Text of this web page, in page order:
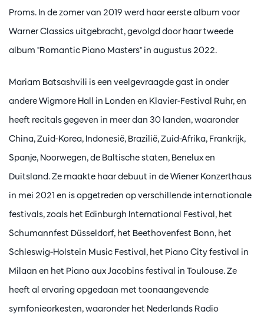
Proms. In de zomer van 2019 werd haar eerste album voor
Warner Classics uitgebracht, gevolgd door haar tweede
album "Romantic Piano Masters" in augustus 2022.
Mariam Batsashvili is een veelgevraagde gast in onder
andere Wigmore Hall in Londen en Klavier-Festival Ruhr, en
heeft recitals gegeven in meer dan 30 landen, waaronder
China, Zuid-Korea, Indonesië, Brazilië, Zuid-Afrika, Frankrijk,
Spanje, Noorwegen, de Baltische staten, Benelux en
Duitsland. Ze maakte haar debuut in de Wiener Konzerthaus
in mei 2021 en is opgetreden op verschillende internationale
festivals, zoals het Edinburgh International Festival, het
Schumannfest Düsseldorf, het Beethovenfest Bonn, het
Schleswig-Holstein Music Festival, het Piano City festival in
Milaan en het Piano aux Jacobins festival in Toulouse. Ze
heeft al ervaring opgedaan met toonaangevende
symfonieorkesten, waaronder het Nederlands Radio